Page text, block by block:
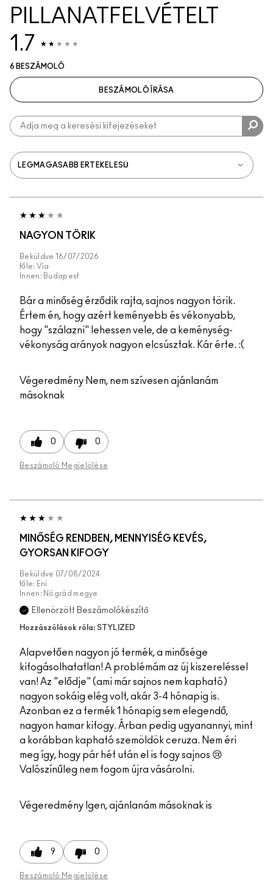
PILLANATFELVÉTELT
1.7
6 BESZÁMOLÓ
BESZÁMOLÓ ÍRÁSA
NAGYON TÖRIK
Beküldve 16/07/2026
tőle: Via
Innen: Budapest
Bár a minőség érződik rajta, sajnos nagyon törik.
Értem én, hogy azért keményebb és vékonyabb,
hogy "szálazni" lehessen vele, de a keménység-
vékonyság arányok nagyon elcsúsztak. Kár érte. :(
Végeredmény Nem, nem szívesen ajánlanám
másoknak
0 0
Beszámoló Megjelölése
MINŐSÉG RENDBEN, MENNYISÉG KEVÉS,
GYORSAN KIFOGY
Beküldve 07/08/2024
tőle: Eni
Innen: Nógrád megye
Ellenörzött Beszámolókészítő
Hozzászólások róla: STYLIZED
Alapvetően nagyon jó termék, a minősége
kifogásolhatatlan! A problémám az új kiszereléssel
van! Az "elődje" (ami már sajnos nem kapható)
nagyon sokáig elég volt, akár 3-4 hónapig is.
Azonban ez a termék 1 hónapig sem elegendő,
nagyon hamar kifogy. Árban pedig ugyanannyi, mint
a korábban kapható szemöldök ceruza. Nem éri
meg így, hogy pár hét után el is fogy sajnos 😢
Valószínűleg nem fogom újra vásárolni.
Végeredmény Igen, ajánlanám másoknak is
9 0
Beszámoló Megjelölése